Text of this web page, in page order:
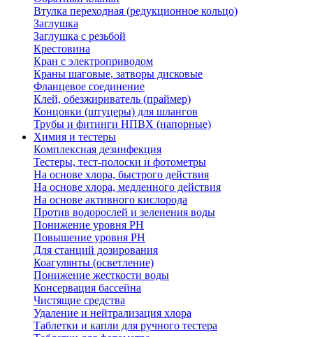
Втулка переходная (редукционное кольцо)
Заглушка
Заглушка с резьбой
Крестовина
Кран с электроприводом
Краны шаговые, затворы дисковые
Фланцевое соединение
Клей, обезжириватель (праймер)
Концовки (штуцеры) для шлангов
Трубы и фитинги НПВХ (напорные)
Химия и тестеры
Комплексная дезинфекция
Тестеры, тест-полоски и фотометры
На основе хлора, быстрого действия
На основе хлора, медленного действия
На основе активного кислорода
Против водорослей и зеленения воды
Понижение уровня РН
Повышение уровня РН
Для станций дозирования
Коагулянты (осветление)
Понижение жесткости воды
Консервация бассейна
Чистящие средства
Удаление и нейтрализация хлора
Таблетки и капли для ручного тестера